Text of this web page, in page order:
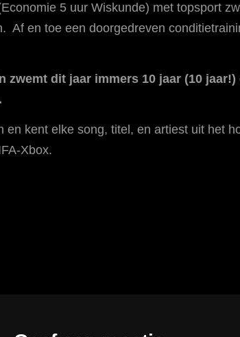
5 uur Wiskunde) met topsport
Af en toe een doorgedreven
zwemt dit jaar immers 10 jaar (10
en kent elke song, titel, en artiest uit het
Xbox.